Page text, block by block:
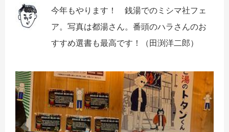
今年もやります！ 銭湯でのミシマ社フェ
ア。写真は都湯さん。番頭のハラさんのお
すすめ選書も最高です！（田渕洋二郎）